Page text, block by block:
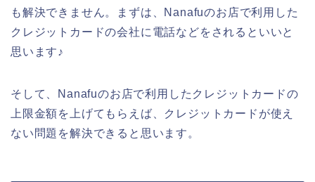
も解決できません。まずは、Nanafuのお店で利用した
クレジットカードの会社に電話などをされるといいと
思います♪
そして、Nanafuのお店で利用したクレジットカードの
上限金額を上げてもらえば、クレジットカードが使え
ない問題を解決できると思います。